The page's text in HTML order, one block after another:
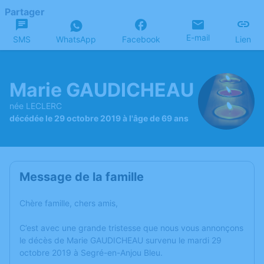
Partager
SMS WhatsApp Facebook E-mail Lien
Marie GAUDICHEAU
née LECLERC
décédée le 29 octobre 2019 à l'âge de 69 ans
Message de la famille
Chère famille, chers amis,
C’est avec une grande tristesse que nous vous annonçons
le décès de Marie GAUDICHEAU survenu le mardi 29
octobre 2019 à Segré-en-Anjou Bleu.